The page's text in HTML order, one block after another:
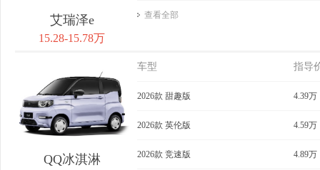
艾瑞泽e
15.28-15.78万
查看全部
QQ冰淇淋
车型 指导
2026款 甜趣版 4.39万
2026款 英伦版 4.59万
2026款 竞速版 4.89万